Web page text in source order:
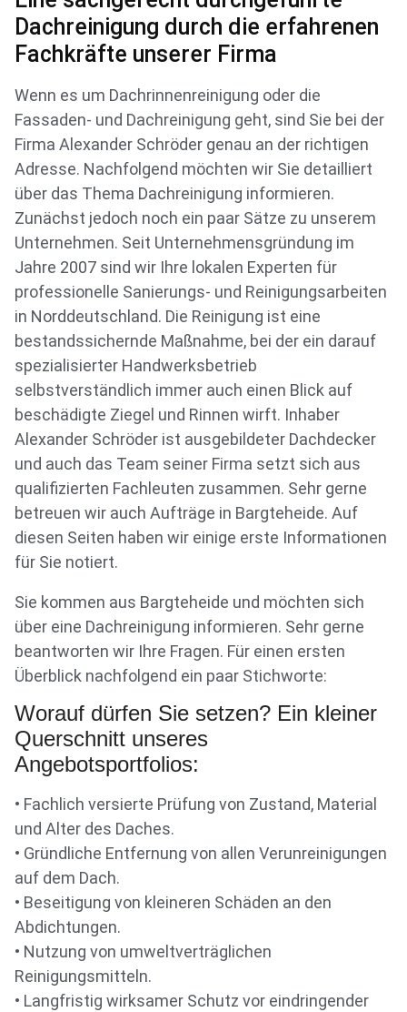
Dachreinigung durch die erfahrenen
Fachkräfte unserer Firma
Wenn es um Dachrinnenreinigung oder die
Fassaden- und Dachreinigung geht, sind Sie bei der
Firma Alexander Schröder genau an der richtigen
Adresse. Nachfolgend möchten wir Sie detailliert
über das Thema Dachreinigung informieren.
Zunächst jedoch noch ein paar Sätze zu unserem
Unternehmen. Seit Unternehmensgründung im
Jahre 2007 sind wir Ihre lokalen Experten für
professionelle Sanierungs- und Reinigungsarbeiten
in Norddeutschland. Die Reinigung ist eine
bestandssichernde Maßnahme, bei der ein darauf
spezialisierter Handwerksbetrieb
selbstverständlich immer auch einen Blick auf
beschädigte Ziegel und Rinnen wirft. Inhaber
Alexander Schröder ist ausgebildeter Dachdecker
und auch das Team seiner Firma setzt sich aus
qualifizierten Fachleuten zusammen. Sehr gerne
betreuen wir auch Aufträge in Bargteheide. Auf
diesen Seiten haben wir einige erste Informationen
für Sie notiert.
Sie kommen aus Bargteheide und möchten sich
über eine Dachreinigung informieren. Sehr gerne
beantworten wir Ihre Fragen. Für einen ersten
Überblick nachfolgend ein paar Stichworte:
Worauf dürfen Sie setzen? Ein kleiner
Querschnitt unseres
Angebotsportfolios:
• Fachlich versierte Prüfung von Zustand, Material
und Alter des Daches.
• Gründliche Entfernung von allen Verunreinigungen
auf dem Dach.
• Beseitigung von kleineren Schäden an den
Abdichtungen.
• Nutzung von umweltverträglichen
Reinigungsmitteln.
• Langfristig wirksamer Schutz vor eindringender